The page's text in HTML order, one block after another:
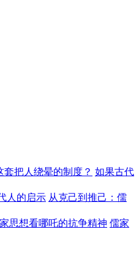
把人绕晕的制度？ 如果古代
人的启示 从克己到推己：儒
思想看哪吒的抗争精神 儒家